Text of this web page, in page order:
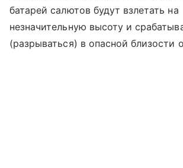
батарей салютов будут взлетать на
незначительную высоту и
(разрываться) в опасной близости